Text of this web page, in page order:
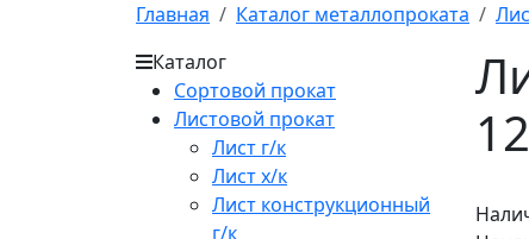
Главная
Каталог металлопроката
Каталог
Сортовой прокат
Листовой прокат
Лист г/к
Лист х/к
Лист конструкционный
г/к